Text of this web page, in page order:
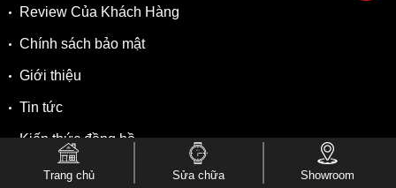
Trang chủ Sửa chữa Showroom
Review Của Khách Hàng
Chính sách bảo mật
Giới thiệu
Tin tức
Kiến thức đồng hồ